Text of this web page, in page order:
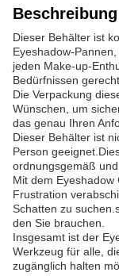
Dieser Behälter ist
Eyeshadow-
jeden Make-up-
Bedürfnissen gerecht
Die Verpackung
Wünschen, um
das genau Ihren
Dieser Behälter ist
Person
ordnungsgemäß und
Mit dem
Frustration
Schatten zu
den Sie brauchen.
Insgesamt ist der
Werkzeug für alle,
zugänglich halten